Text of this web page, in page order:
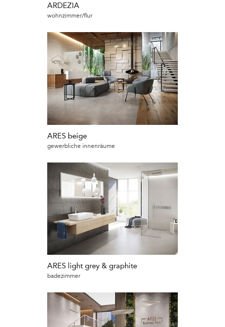
ARDEZIA
wohnzimmer/flur
ARES beige
gewerbliche innenräume
ARES light grey & graphite
badezimmer